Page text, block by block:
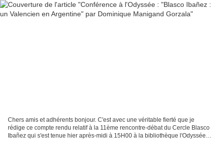
Chers amis et adhérents bonjour. C'est avec une véritable fierté que je
rédige ce compte rendu relatif à la 11ème rencontre-débat du Cercle Blasco
Ibañez qui s'est tenue hier après-midi à 15H00 à la bibliothèque l'Odyssée